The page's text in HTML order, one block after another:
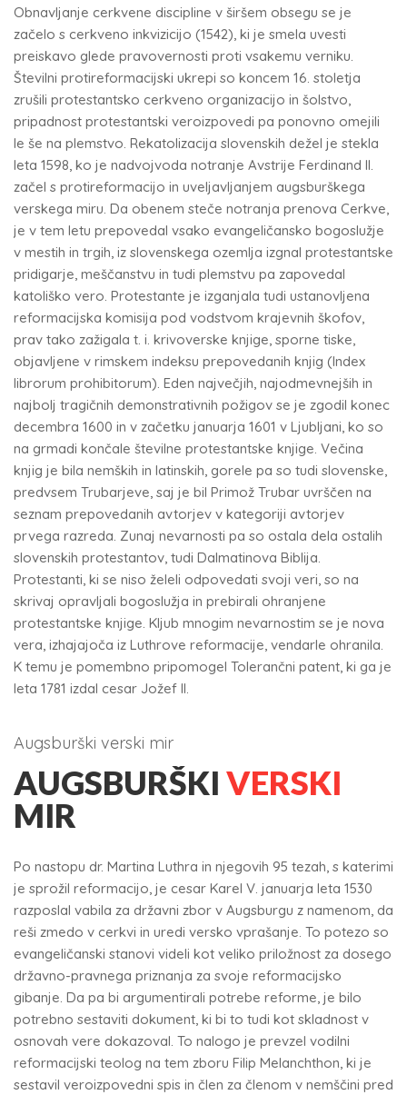
Obnavljanje cerkvene discipline v širšem obsegu se je
začelo s cerkveno inkvizicijo (1542), ki je smela uvesti
preiskavo glede pravovernosti proti vsakemu verniku.
Številni protireformacijski ukrepi so koncem 16. stoletja
zrušili protestantsko cerkveno organizacijo in šolstvo,
pripadnost protestantski veroizpovedi pa ponovno omejili
le še na plemstvo. Rekatolizacija slovenskih dežel je stekla
leta 1598, ko je nadvojvoda notranje Avstrije Ferdinand II.
začel s protireformacijo in uveljavljanjem augsburškega
verskega miru. Da obenem steče notranja prenova Cerkve,
je v tem letu prepovedal vsako evangeličansko bogoslužje
v mestih in trgih, iz slovenskega ozemlja izgnal protestantske
pridigarje, meščanstvu in tudi plemstvu pa zapovedal
katoliško vero. Protestante je izganjala tudi ustanovljena
reformacijska komisija pod vodstvom krajevnih škofov,
prav tako zažigala t. i. krivoverske knjige, sporne tiske,
objavljene v rimskem indeksu prepovedanih knjig (Index
librorum prohibitorum). Eden največjih, najodmevnejših in
najbolj tragičnih demonstrativnih požigov se je zgodil konec
decembra 1600 in v začetku januarja 1601 v Ljubljani, ko so
na grmadi končale številne protestantske knjige. Večina
knjig je bila nemških in latinskih, gorele pa so tudi slovenske,
predvsem Trubarjeve, saj je bil Primož Trubar uvrščen na
seznam prepovedanih avtorjev v kategoriji avtorjev
prvega razreda. Zunaj nevarnosti pa so ostala dela ostalih
slovenskih protestantov, tudi Dalmatinova Biblija.
Protestanti, ki se niso želeli odpovedati svoji veri, so na
skrivaj opravljali bogoslužja in prebirali ohranjene
protestantske knjige. Kljub mnogim nevarnostim se je nova
vera, izhajajoča iz Luthrove reformacije, vendarle ohranila.
K temu je pomembno pripomogel Tolerančni patent, ki ga je
leta 1781 izdal cesar Jožef II.
Augsburški verski mir
AUGSBURŠKI VERSKI
MIR
Po nastopu dr. Martina Luthra in njegovih 95 tezah, s katerimi
je sprožil reformacijo, je cesar Karel V. januarja leta 1530
razposlal vabila za državni zbor v Augsburgu z namenom, da
reši zmedo v cerkvi in uredi versko vprašanje. To potezo so
evangeličanski stanovi videli kot veliko priložnost za dosego
državno-pravnega priznanja za svoje reformacijsko
gibanje. Da pa bi argumentirali potrebe reforme, je bilo
potrebno sestaviti dokument, ki bi to tudi kot skladnost v
osnovah vere dokazoval. To nalogo je prevzel vodilni
reformacijski teolog na tem zboru Filip Melanchthon, ki je
sestavil veroizpovedni spis in člen za členom v nemščini pred